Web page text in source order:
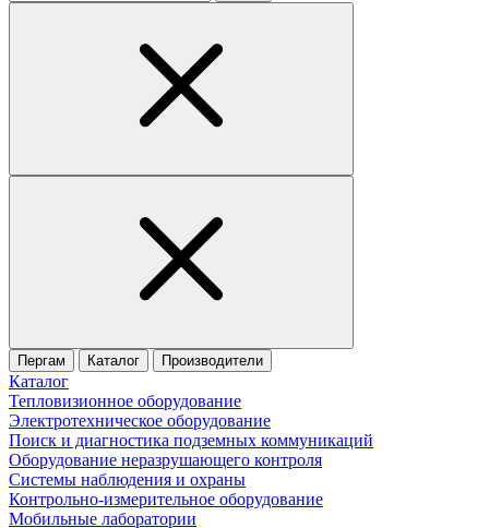
Пергам Каталог Производители
Каталог
Тепловизионное оборудование
Электротехническое оборудование
Поиск и диагностика подземных коммуникаций
Оборудование неразрушающего контроля
Системы наблюдения и охраны
Контрольно-измерительное оборудование
Мобильные лаборатории